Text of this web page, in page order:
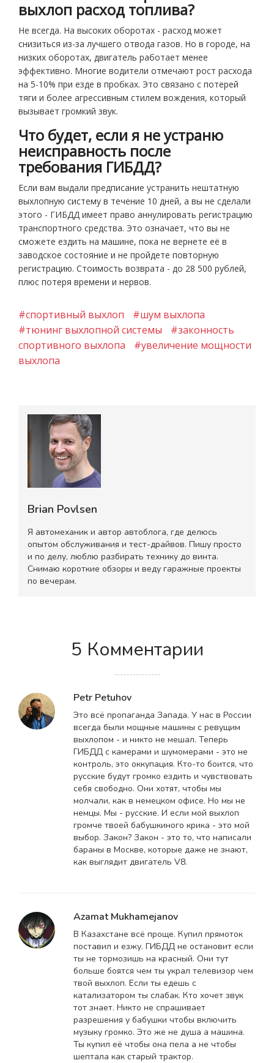
выхлоп расход топлива?
Не всегда. На высоких оборотах - расход может
снизиться из-за лучшего отвода газов. Но в городе, на
низких оборотах, двигатель работает менее
эффективно. Многие водители отмечают рост расхода
на 5-10% при езде в пробках. Это связано с потерей
тяги и более агрессивным стилем вождения, который
вызывает громкий звук.
Что будет, если я не устраню
неисправность после
требования ГИБДД?
Если вам выдали предписание устранить нештатную
выхлопную систему в течение 10 дней, а вы не сделали
этого - ГИБДД имеет право аннулировать регистрацию
транспортного средства. Это означает, что вы не
сможете ездить на машине, пока не вернете её в
заводское состояние и не пройдете повторную
регистрацию. Стоимость возврата - до 28 500 рублей,
плюс потеря времени и нервов.
#спортивный выхлоп
#шум выхлопа
#тюнинг выхлопной системы
#законность
спортивного выхлопа
#увеличение мощности
выхлопа
Brian Povlsen
Я автомеханик и автор автоблога, где делюсь
опытом обслуживания и тест-драйвов. Пишу просто
и по делу, люблю разбирать технику до винта.
Снимаю короткие обзоры и веду гаражные проекты
по вечерам.
5 Комментарии
Petr Petuhov
Это всё пропаганда Запада. У нас в России
всегда были мощные машины с ревущим
выхлопом - и никто не мешал. Теперь
ГИБДД с камерами и шумомерами - это не
контроль, это оккупация. Кто-то боится, что
русские будут громко ездить и чувствовать
себя свободно. Они хотят, чтобы мы
молчали, как в немецком офисе. Но мы не
немцы. Мы - русские. И если мой выхлоп
громче твоей бабушкиного крика - это мой
выбор. Закон? Закон - это то, что написали
бараны в Москве, которые даже не знают,
как выглядит двигатель V8.
Azamat Mukhamejanov
В Казахстане всё проще. Купил прямоток
поставил и езжу. ГИБДД не остановит если
ты не тормозишь на красный. Они тут
больше боятся чем ты украл телевизор чем
твой выхлоп. Если ты едешь с
катализатором ты слабак. Кто хочет звук
тот знает. Никто не спрашивает
разрешения у бабушки чтобы включить
музыку громко. Это же не душа а машина.
Ты купил её чтобы она пела а не чтобы
шептала как старый трактор.